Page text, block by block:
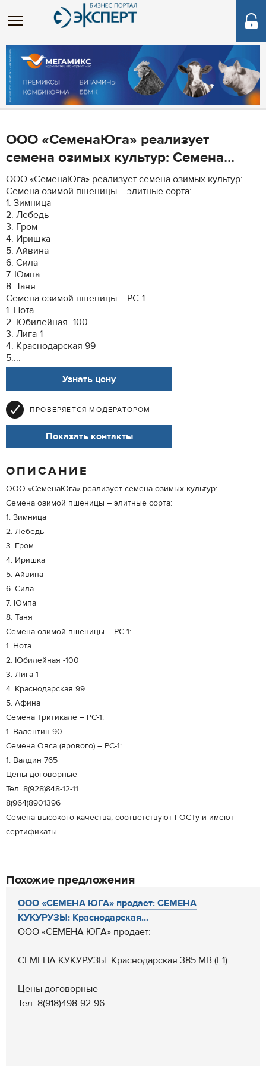
ООО «СеменаЮга» реализует
семена озимых культур: Семена...
ООО «СеменаЮга» реализует семена озимых культур:
Семена озимой пшеницы – элитные сорта:
1. Зимница
2. Лебедь
3. Гром
4. Иришка
5. Айвина
6. Сила
7. Юмпа
8. Таня
Семена озимой пшеницы – РС-1:
1. Нота
2. Юбилейная -100
3. Лига-1
4. Краснодарская 99
5....
Узнать цену
ПРОВЕРЯЕТСЯ МОДЕРАТОРОМ
Показать контакты
ОПИСАНИЕ
ООО «СеменаЮга» реализует семена озимых культур:
Семена озимой пшеницы – элитные сорта:
1. Зимница
2. Лебедь
3. Гром
4. Иришка
5. Айвина
6. Сила
7. Юмпа
8. Таня
Семена озимой пшеницы – РС-1:
1. Нота
2. Юбилейная -100
3. Лига-1
4. Краснодарская 99
5. Афина
Семена Тритикале – РС-1:
1. Валентин-90
Семена Овса (ярового) – РС-1:
1. Валдин 765
Цены договорные
Тел. 8(928)848-12-11
8(964)8901396
Семена высокого качества, соответствуют ГОСТу и имеют
сертификаты.
Похожие предложения
ООО «СЕМЕНА ЮГА» продает: СЕМЕНА
КУКУРУЗЫ: Краснодарская...
ООО «СЕМЕНА ЮГА» продает:
СЕМЕНА КУКУРУЗЫ: Краснодарская 385 МВ (F1)
Цены договорные
Тел. 8(918)498-92-96...